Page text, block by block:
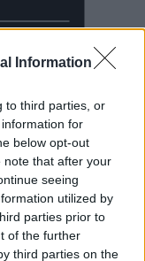
Information
to third parties, or
for
below opt-out
note that after your
seeing
utilized by
parties prior to
of the further
third parties on the